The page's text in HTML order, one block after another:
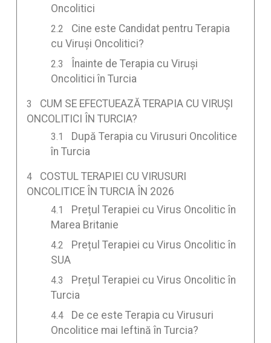
Oncolitici
Cine este Candidat pentru Terapia
cu Viruși Oncolitici?
Înainte de Terapia cu Viruși
Oncolitici în Turcia
CUM SE EFECTUEAZĂ TERAPIA CU VIRUȘI
ONCOLITICI ÎN TURCIA?
După Terapia cu Virusuri Oncolitice
în Turcia
COSTUL TERAPIEI CU VIRUSURI
ONCOLITICE ÎN TURCIA ÎN 2026
Prețul Terapiei cu Virus Oncolitic în
Marea Britanie
Prețul Terapiei cu Virus Oncolitic în
SUA
Prețul Terapiei cu Virus Oncolitic în
Turcia
De ce este Terapia cu Virusuri
Oncolitice mai Ieftină în Turcia?